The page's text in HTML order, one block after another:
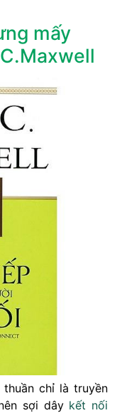
mấy
thuần chỉ là truyền
sợi dây kết nối